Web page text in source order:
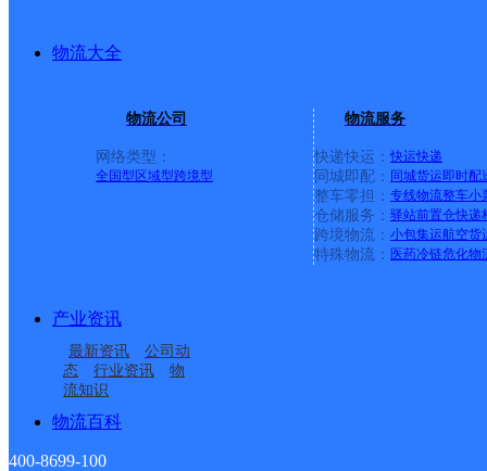
物流大全
物流公司
网络类型：
全国型 区域型跨境型
物流服务
快递快运： 快运快递
同城即配： 同城货运即时配
整车零担： 专线物流整车小
仓储服务： 驿站前置仓快递
跨境物流： 小包集运航空货
特殊物流： 医药冷链危化物
产业资讯
最新资讯
公司动
态
行业资讯
物
流知识
物流百科
400-8699-100
中国邮政集团有限公司新疆维吾尔自治区叶城县
际新村便民寄存点
安徽岳西县公司
安徽岳西县公司城北金
翠兰广场寄存点
安徽岳西县公司岳西城
西转盘便民寄存点
岳西县店前镇合作点